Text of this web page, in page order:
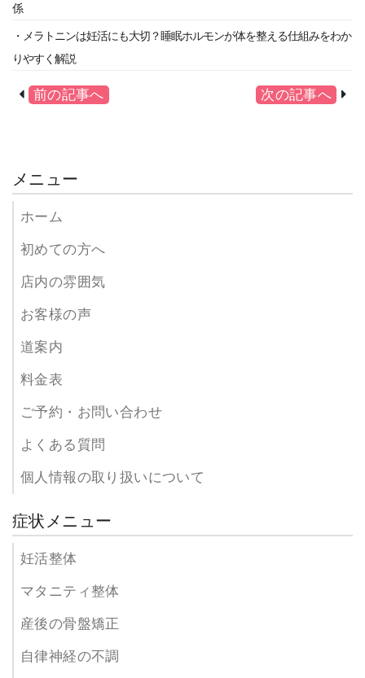
係
・メラトニンは妊活にも大切？睡眠ホルモンが体を整える仕組みをわか
りやすく解説
前の記事へ 次の記事へ
メニュー
ホーム
初めての方へ
店内の雰囲気
お客様の声
道案内
料金表
ご予約・お問い合わせ
よくある質問
個人情報の取り扱いについて
症状メニュー
妊活整体
マタニティ整体
産後の骨盤矯正
自律神経の不調